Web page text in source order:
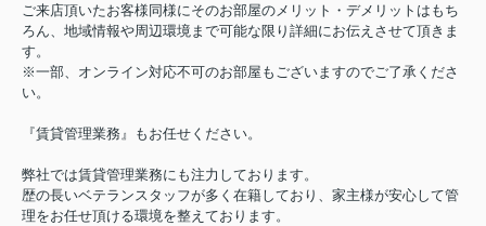
ご来店頂いたお客様同様にそのお部屋のメリット・デメリットはもち
ろん、地域情報や周辺環境まで可能な限り詳細にお伝えさせて頂きま
す。
※一部、オンライン対応不可のお部屋もございますのでご了承くださ
い。
『賃貸管理業務』もお任せください。
弊社では賃貸管理業務にも注力しております。
歴の長いベテランスタッフが多く在籍しており、家主様が安心して管
理をお任せ頂ける環境を整えております。